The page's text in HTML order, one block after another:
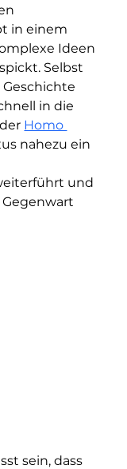
in einem
Ideen
Selbst
in die
Homo
nahezu ein
und
sein, dass